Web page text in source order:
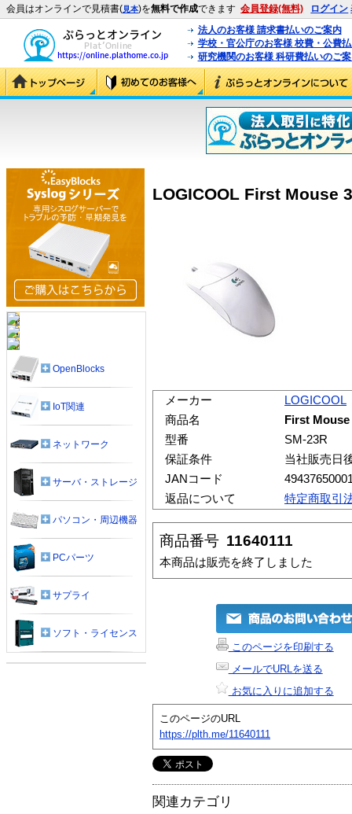
会員はオンラインで見積書(見本)を無料で作成できます 会員登録(無料) ログイン
法人のお客様 請求書払いのご案内
学校・官公庁のお客様 校費・公費
研究機関のお客様 科研費払いのご
LOGICOOL First Mouse
メーカー
LOGICOOL
商品名
First
型番
SM-23R
保証条件
当社販売日
JANコード
返品について
特定商取引
商品番号 11640111
本商品は販売を終了しました
このページを印刷する
メールでURLを送る
お気に入りに追加する
このページのURL
https://plth.me/11640111
関連カテゴリ
OpenBlocks
IoT関連
ネットワーク
サーバ・ストレージ
パソコン・周辺機器
PCパーツ
サプライ
ソフト・ライセンス